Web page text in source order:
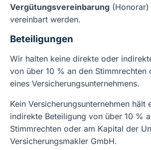
Vergütungsvereinbarung (Honorar)
vereinbart werden.
Beteiligungen
Wir halten keine direkte oder
von über 10 % an den Stimmrechten
eines Versicherungsunternehmens.
Kein Versicherungsunternehmen hält
indirekte Beteiligung von über 10 %
Stimmrechten oder am Kapital der
Versicherungsmakler GmbH.